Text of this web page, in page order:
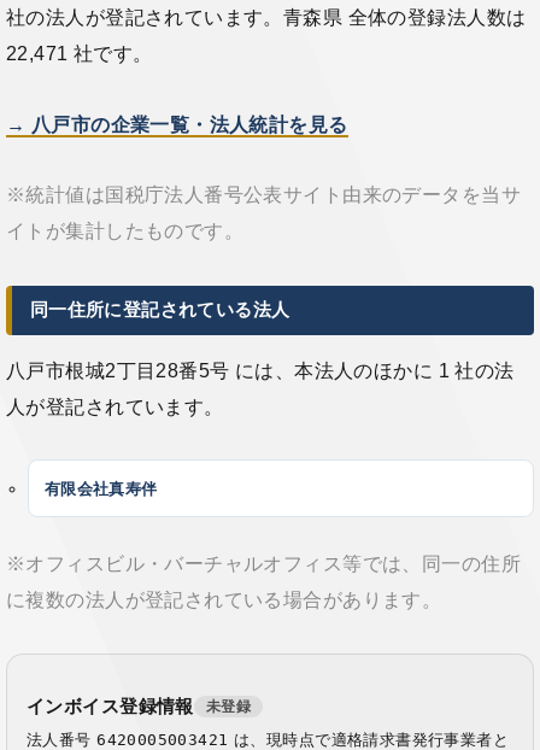
社の法人が登記されています。青森県 全体の登録法人数は
22,471 社です。
→ 八戸市の企業一覧・法人統計を見る
※統計値は国税庁法人番号公表サイト由来のデータを当サ
イトが集計したものです。
同一住所に登記されている法人
八戸市根城2丁目28番5号 には、本法人のほかに 1 社の法
人が登記されています。
有限会社真寿伴
※オフィスビル・バーチャルオフィス等では、同一の住所
に複数の法人が登記されている場合があります。
インボイス登録情報 未登録
法人番号6420005003421 は、現時点で適格請求書発行事業者と